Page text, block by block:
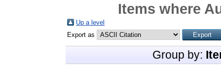
Items where
Up a level
Export as
Group by: